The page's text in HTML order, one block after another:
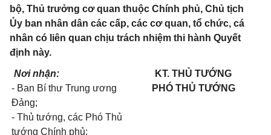
bộ, Thủ trưởng cơ quan thuộc Chính phủ, Chủ tịch
Ủy ban nhân dân các cấp, các cơ quan, tổ chức, cá
nhân có liên quan chịu trách nhiệm thi hành Quyết
định này.
Nơi nhận:
- Ban Bí thư Trung ương
Đảng;
- Thủ tướng, các Phó Thủ
tướng Chính phủ;
KT. THỦ TƯỚNG
PHÓ THỦ TƯỚNG